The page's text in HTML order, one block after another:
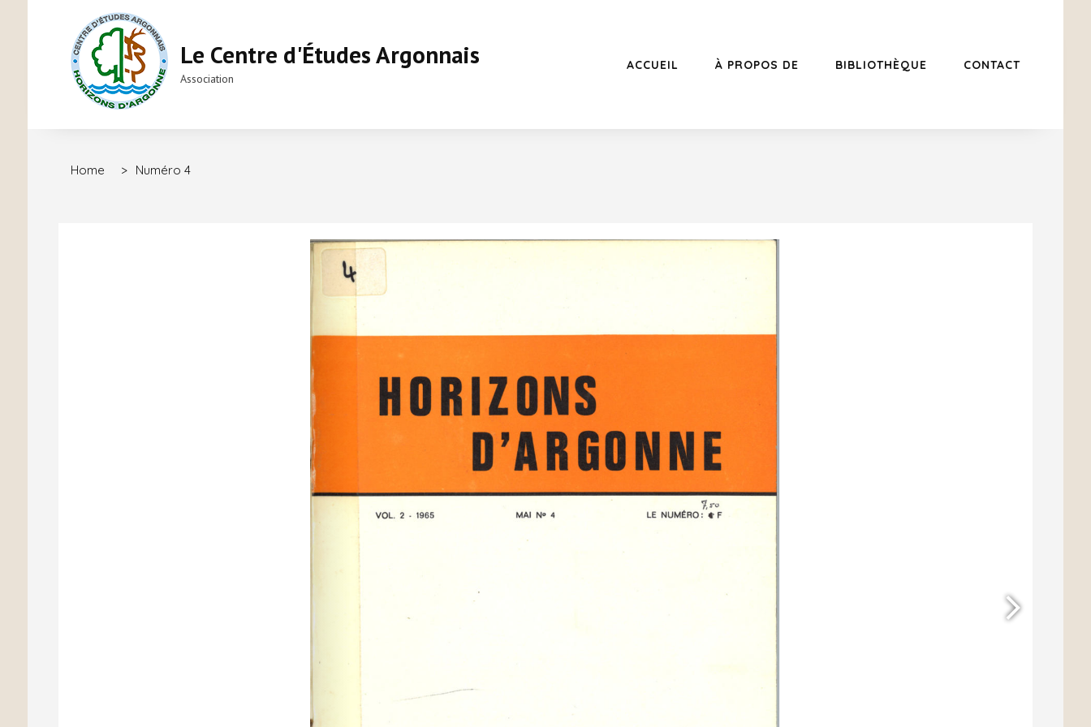
Le Centre d'Études Argonnais
Association
ACCUEIL À PROPOS DE BIBLIOTHÈQUE CONTACT
Home > Numéro 4